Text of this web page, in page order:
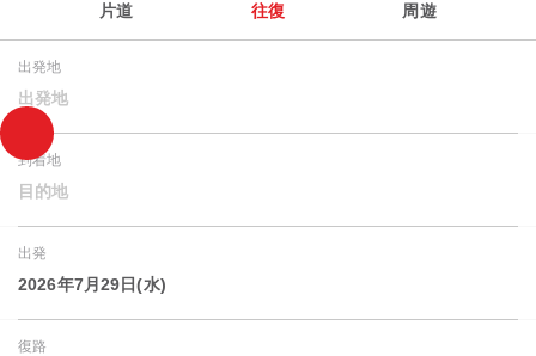
片道 往復 周遊
出発地
出発地
到着地
目的地
出発
2026年7月29日(水)
復路